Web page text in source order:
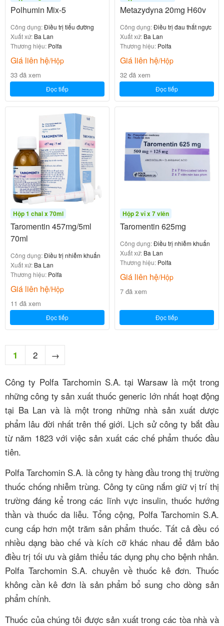
Polhumin Mix-5
Công dụng:Điều trị tiểu đường
Xuất xứ: Ba Lan
Thương hiệu: Polfa
Giá liên hệ/Hộp
33 đã xem
Đọc tiếp
Metazydyna 20mg H60v
Công dụng:Điều trị đau thắt ngực
Xuất xứ: Ba Lan
Thương hiệu: Polfa
Giá liên hệ/Hộp
32 đã xem
Đọc tiếp
Hộp 1 chai x 70ml
Taromentin 457mg/5ml
70ml
Công dụng:Điều trị nhiễm khuẩn
Xuất xứ: Ba Lan
Thương hiệu: Polfa
Giá liên hệ/Hộp
11 đã xem
Đọc tiếp
Hộp 2 vỉ x 7 viên
Taromentin 625mg
Công dụng:Điều trị nhiễm khuẩn
Xuất xứ: Ba Lan
Thương hiệu: Polfa
Giá liên hệ/Hộp
7 đã xem
Đọc tiếp
1 2 →
Công ty Polfa Tarchomin S.A. tại Warsaw là một trong
những công ty sản xuất thuốc generic lớn nhất hoạt động
tại Ba Lan và là một trong những nhà sản xuất dược
phẩm lâu đời nhất trên thế giới. Lịch sử công ty bắt đầu
từ năm 1823 với việc sản xuất các chế phẩm thuốc đầu
tiên.
Polfa Tarchomin S.A. là công ty hàng đầu trong thị trường
thuốc chống nhiễm trùng. Công ty cũng nắm giữ vị trí thị
trường đáng kể trong các lĩnh vực insulin, thuốc hướng
thần và thuốc da liễu. Tổng cộng, Polfa Tarchomin S.A.
cung cấp hơn một trăm sản phẩm thuốc. Tất cả đều có
nhiều dạng bào chế và kích cỡ khác nhau để đảm bảo
điều trị tối ưu và giảm thiểu tác dụng phụ cho bệnh nhân.
Polfa Tarchomin S.A. chuyên về thuốc kê đơn. Thuốc
không cần kê đơn là sản phẩm bổ sung cho dòng sản
phẩm chính.
Thuốc của chúng tôi được sản xuất trong các tòa nhà và